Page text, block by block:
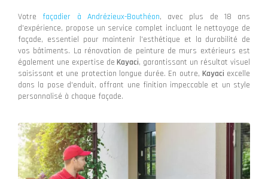
Votre façadier à Andrézieux-Bouthéon, avec plus de 18 ans
d'expérience, propose un service complet incluant le nettoyage de
façade, essentiel pour maintenir l'esthétique et la durabilité de
vos bâtiments. La rénovation de peinture de murs extérieurs est
également une expertise de Kayaci, garantissant un résultat visuel
saisissant et une protection longue durée. En outre, Kayaci excelle
dans la pose d'enduit, offrant une finition impeccable et un style
personnalisé à chaque façade.